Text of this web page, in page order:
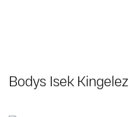
Bodys Isek Kingelez